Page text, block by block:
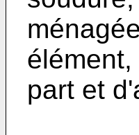
part et